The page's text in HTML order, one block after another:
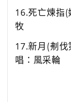
16.死亡煉指(
牧
17.新月(刜伐
唱：風采輪